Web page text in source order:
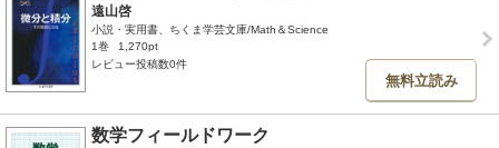
遠山啓
小説・実用書、ちくま学芸文庫/Math＆Science
1巻
1,270pt
レビュー投稿数0件
無料立読み
数学フィールドワーク